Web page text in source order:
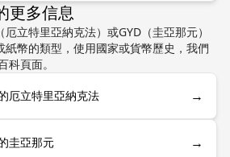
更多信息
立特里亞納克法）或GYD（圭亞那元）
紙幣的類型，使用國家或貨幣歷史，我們
科頁面。
厄立特里亞納克法 →
圭亞那元 →